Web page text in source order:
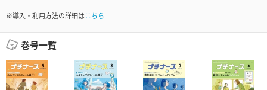
※導入・利用方法の詳細はこちら
巻号一覧